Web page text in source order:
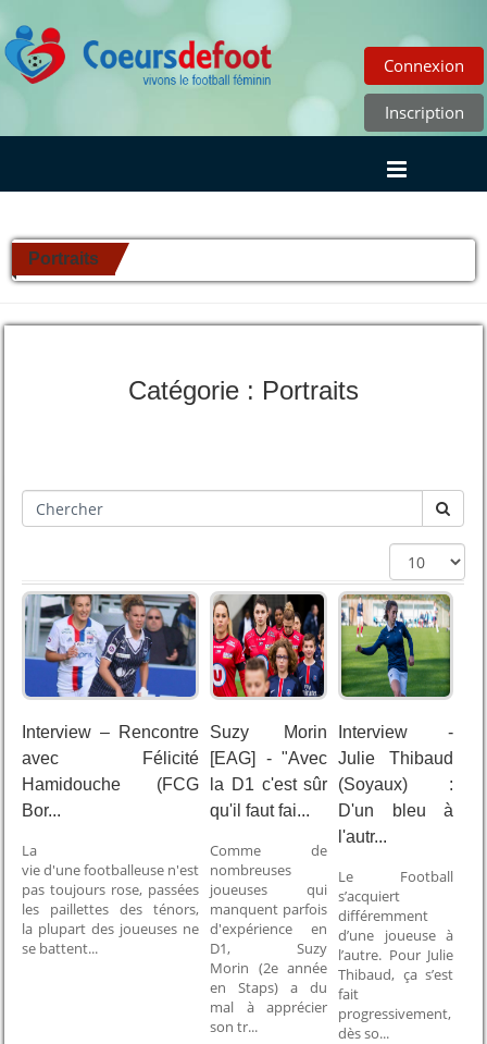
Connexion
Inscription
Portraits
Catégorie : Portraits
Interview – Rencontre
avec Félicité
Hamidouche (FCG
Bor...
La
vie d'une footballeuse n'est
pas toujours rose, passées
les paillettes des ténors,
la plupart des joueuses ne
se battent...
Suzy Morin
[EAG] - "Avec
la D1 c'est sûr
qu'il faut fai...
Comme de
nombreuses
joueuses qui
manquent parfois
d'expérience en
D1, Suzy
Morin (2e année
en Staps) a du
mal à apprécier
son tr...
Interview -
Julie Thibaud
(Soyaux) :
D'un bleu à
l'autr...
Le Football
s’acquiert
différemment
d’une joueuse à
l’autre. Pour Julie
Thibaud, ça s’est
fait
progressivement,
dès so...